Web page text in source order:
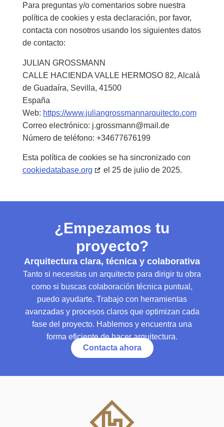
Para preguntas y/o comentarios sobre nuestra
política de cookies y esta declaración, por favor,
contacta con nosotros usando los siguientes datos
de contacto:
JULIAN GROSSMANN
CALLE HACIENDA VALLE HERMOSO 82, Alcalá
de Guadaíra, Sevilla, 41500
España
Web: https://www.juliangrossmannarquitecto.com
Correo electrónico: j.grossmann@mail.de
Número de teléfono: +34677676199
Esta política de cookies se ha sincronizado con
cookiedatabase.org
el 25 de julio de 2025.
¿Empezamos tu
proyecto?
Arquitectura clara, técnica y colaborativa
Tanto si necesitas un arquitecto para dirigir tu obra
como si buscas colaboración técnica puntual,
puedo ayudarte. Trabajo con herramientas
avanzadas y procesos claros que optimizan cada
fase del proyecto. Hablemos y encuentra una
forma eficiente de hacer arquitectura.
Contacta ahora